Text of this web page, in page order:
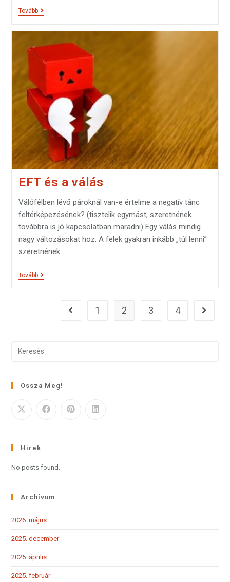
Tovább
EFT és a válás
Válófélben lévő pároknál van-e értelme a negatív tánc
feltérképezésének? (tisztelik egymást, szeretnének
továbbra is jó kapcsolatban maradni) Egy válás mindig
nagy változásokat hoz. A felek gyakran inkább „túl lenni”
szeretnének…
Tovább
1 2 3 4
Ossza Meg!
Hírek
No posts found.
Archívum
2026. május
2025. december
2025. április
2025. február